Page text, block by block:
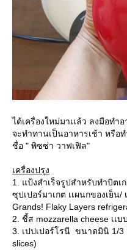
ได้เครื่องใหม่มาเเล้ว ลงมือทำ
จะทำทานเป็นอาหารเช้า หรือ
ชื่อ " พิซซ่า วาฟเฟิล"
เครื่องปรุง
1. แป้งสำเร็จรูปสำหรับทำบิต
ซุปเปอร์มาเกต เเผนกของเย็น/
Grands! Flaky Layers
2. ชี้ส mozzarella cheese เเบ
3. เปปเปอร์โรนี ขนาดมินิ 1/3
slices)